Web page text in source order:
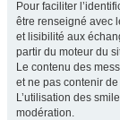
Pour faciliter
être renseigné avec
et lisibilité aux
partir du moteur du
Le contenu des
et ne pas contenir
L’utilisation des
modération.